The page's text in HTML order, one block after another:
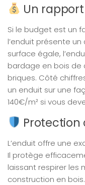
Un
Si le budget est un
l’enduit présente
surface égale,
bardage en bois de
briques. Côté
un enduit sur une
140€/m² si vous
Protection
L’enduit offre une
Il protège
laissant respirer les
construction en